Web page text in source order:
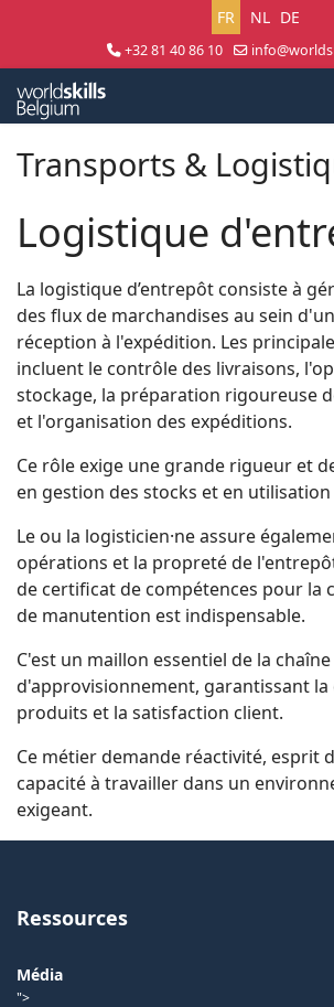
Sélectionnez
FR NL DE
+32 81 40 86 10
Transports &
Logistique
La logistique d’entrepôt consiste à
des flux de marchandises au sein
réception à l'expédition. Les
incluent le contrôle des livraisons,
stockage, la préparation rigoureuse
et l'organisation des expéditions.
Ce rôle exige une grande rigueur et
en gestion des stocks et en
Le ou la logisticien·ne assure
opérations et la propreté de
de certificat de compétences pour la
de manutention est indispensable.
C'est un maillon essentiel de la chaîne
d'approvisionnement, garantissant
produits et la satisfaction client.
Ce métier demande réactivité, esprit
capacité à travailler dans un
exigeant.
Ressources
Média
">